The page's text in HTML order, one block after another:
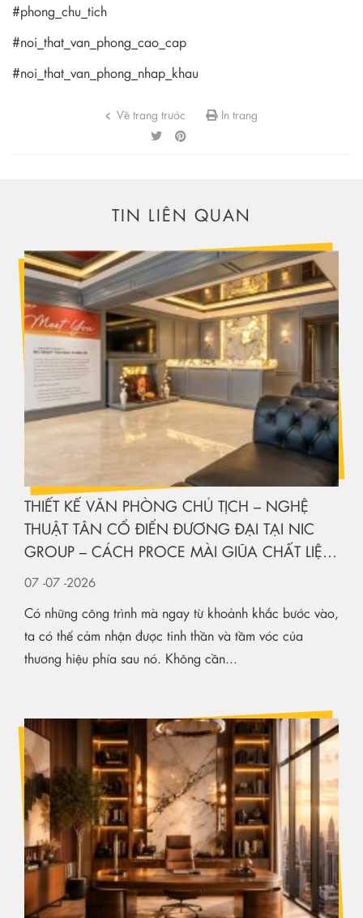
#phong_chu_tich
#noi_that_van_phong_cao_cap
#noi_that_van_phong_nhap_khau
Về trang trước In trang
TIN LIÊN QUAN
THIẾT KẾ VĂN PHÒNG CHỦ TỊCH – NGHỆ
THUẬT TÂN CỔ ĐIỂN ĐƯƠNG ĐẠI TẠI NIC
GROUP – CÁCH PROCE MÀI GIŨA CHẤT LIỆU
KIẾN TẠO KHÔNG GIAN HẠNG SANG
07 -07 -2026
Có những công trình mà ngay từ khoảnh khắc bước vào,
ta có thể cảm nhận được tinh thần và tầm vóc của
thương hiệu phía sau nó. Không cần...